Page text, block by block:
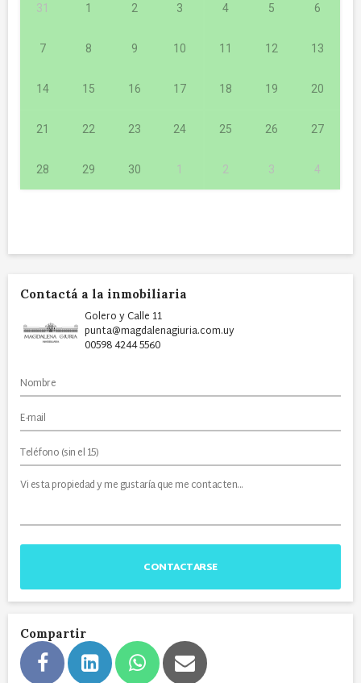
31 1 2 3 4 5 6
7 8 9 10 11 12 13
14 15 16 17 18 19 20
21 22 23 24 25 26 27
28 29 30 1 2 3 4
Contactá a la inmobiliaria
Golero y Calle 11
punta@magdalenagiuria.com.uy
00598 4244 5560
CONTACTARSE
Compartir